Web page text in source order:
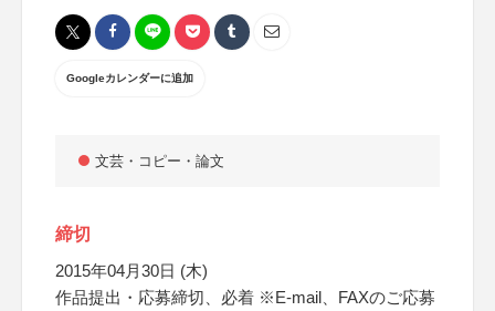
Googleカレンダーに追加
文芸・コピー・論文
締切
2015年04月30日 (木)
作品提出・応募締切、必着 ※E-mail、FAXのご応募